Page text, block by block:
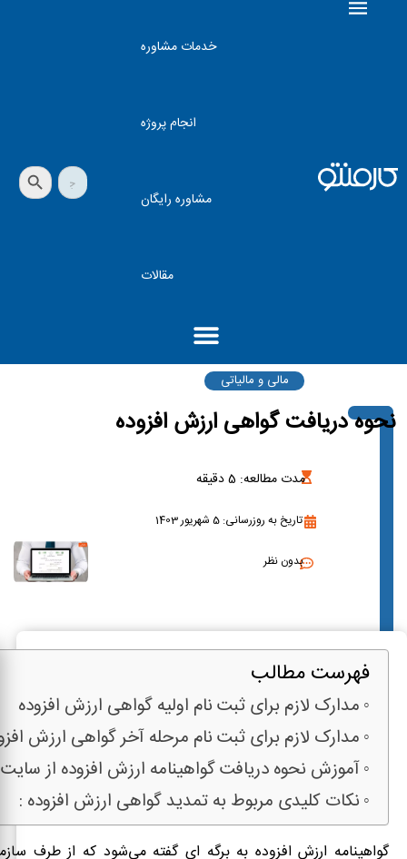
خدمات مشاوره
انجام پروژه
مشاوره رایگان
مقالات
جستجو
برای:
دکمه جستجو
مالی و مالیاتی
نحوه دریافت گواهی ارزش افزوده
مدت مطالعه: 5دقیقه
تاریخ به روزرسانی: 5 شهریور 1403
بدون نظر
فهرست مطالب
مدارک لازم برای ثبت نام اولیه گواهی ارزش افزوده
مدارک لازم برای ثبت نام مرحله آخر گواهی ارزش
آموزش نحوه دریافت گواهینامه ارزش افزوده از
نکات کلیدی مربوط به تمدید گواهی ارزش افزوده :
گواهینامه ارزش افزوده به برگه ای گفته می‌شود که از طرف